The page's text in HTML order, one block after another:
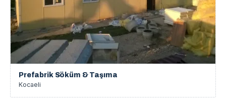
Prefabrik Söküm & Taşıma
Kocaeli